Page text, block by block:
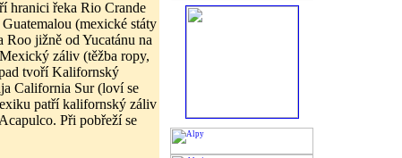
hranici řeka Rio Crande
(mexické státy
Roo jižně od Yucatánu na
záliv (těžba ropy,
tvoří Kalifornský
California Sur (loví se
patří kalifornský záliv
Při pobřeží se